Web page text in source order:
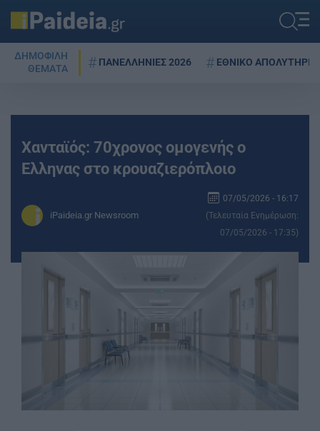
ΔΗΜΟΦΙΛΗ
ΘΕΜΑΤΑ
ΠΑΝΕΛΛΗΝΙΕΣ 2026 ΕΘΝΙΚΟ ΑΠΟΛΥΤΗΡΙΟ
Χανταϊός: 70χρονος ομογενής ο
Ελληνας στο κρουαζιερόπλοιο
iPaideia.gr Newsroom
07/05/2026 - 16:17
(Τελευταία Ενημέρωση:
07/05/2026 - 17:35)